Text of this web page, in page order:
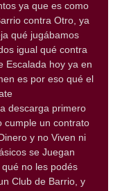
ya que es como
contra Otro, ya
qué jugábamos
igual qué contra
Escalada hoy ya en
es por eso qué el
descarga primero
cumple un contrato
y no Viven ni
se Juegan
no les podés
Club de Barrio, y